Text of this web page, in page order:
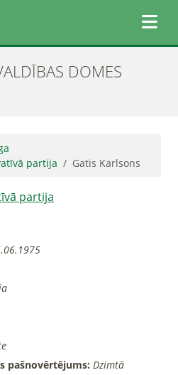
DOMES
partija
Gatis Karlsons
partija
pašnovērtējums: Dzimtā